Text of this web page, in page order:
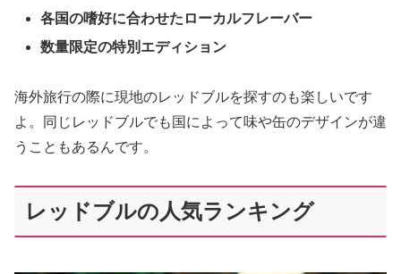
各国の嗜好に合わせたローカルフレーバー
数量限定の特別エディション
海外旅行の際に現地のレッドブルを探すのも楽しいです
よ。同じレッドブルでも国によって味や缶のデザインが違
うこともあるんです。
レッドブルの人気ランキング